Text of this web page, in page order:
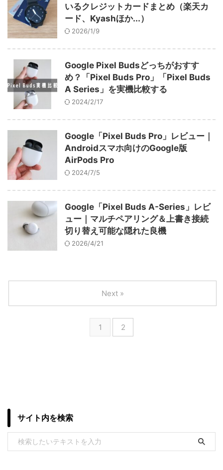
いるクレジットカードまとめ（楽天カ
ード、Kyashほか...）
2026/1/9
Google Pixel Budsどっちがおすす
め？「Pixel Buds Pro」「Pixel Buds
A Series」を実機比較する
2024/2/17
Google「Pixel Buds Pro」レビュー｜
Androidスマホ向けのGoogle版
AirPods Pro
2024/7/5
Google「Pixel Buds A-Series」レビ
ュー｜マルチペアリング＆上書き接続
切り替え可能な隠れた良機
2026/4/21
1 2
Next »
サイト内を検索